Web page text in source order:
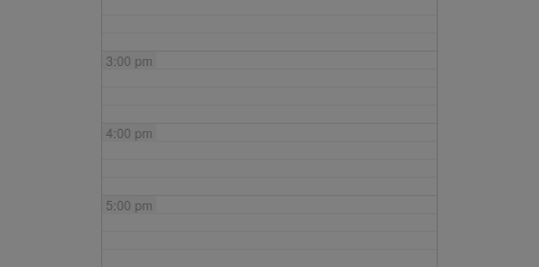
3:00 pm
4:00 pm
5:00 pm